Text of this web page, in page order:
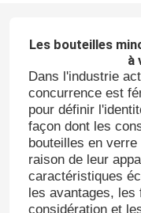
Les bouteilles
à
Dans l'industrie
concurrence est
pour définir
façon dont les
bouteilles en
raison de leur
caractéristiques
les avantages, les
considération et